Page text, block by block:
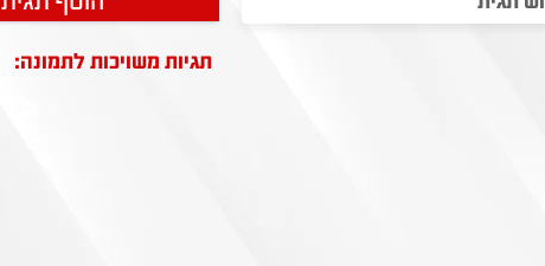
תגיות משויכות לתמונה: